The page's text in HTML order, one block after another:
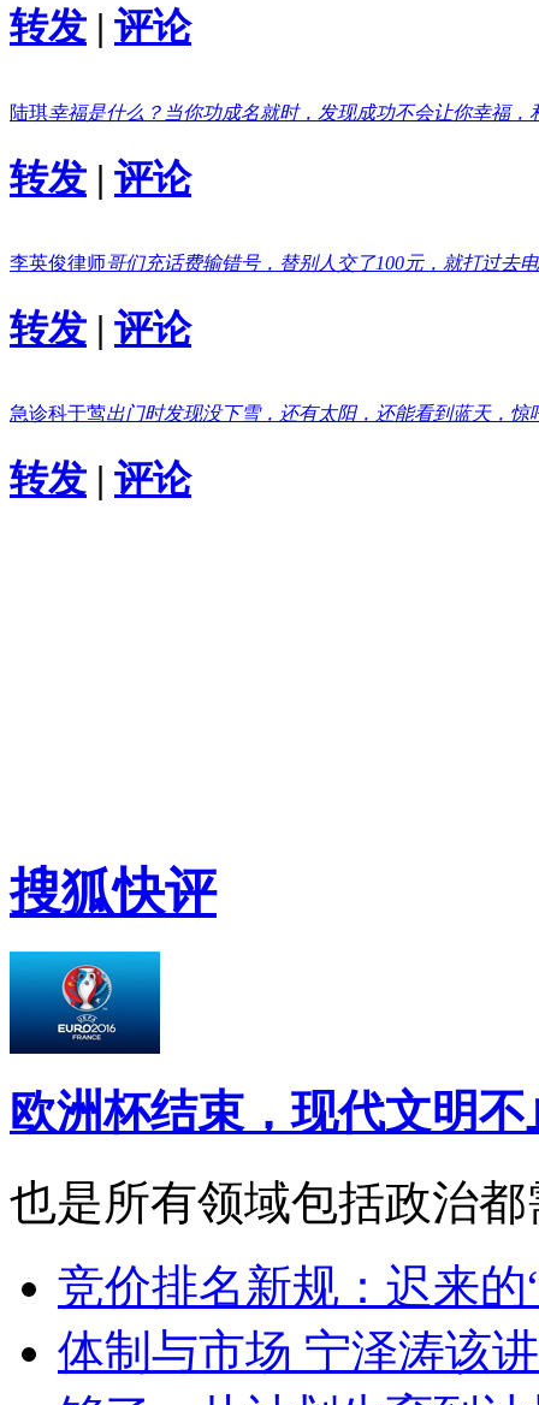
转发 | 评论
陆琪幸福是什么？当你功成名就时，发现成功不会让你幸福
转发 | 评论
李英俊律师哥们充话费输错号，替别人交了100元，就打过去
转发 | 评论
急诊科于莺出门时发现没下雪，还有太阳，还能看到蓝天，惊
转发 | 评论
搜狐快评
欧洲杯结束，现代文明不
也是所有领域包括政治
竞价排名新规：迟来的
体制与市场 宁泽涛该